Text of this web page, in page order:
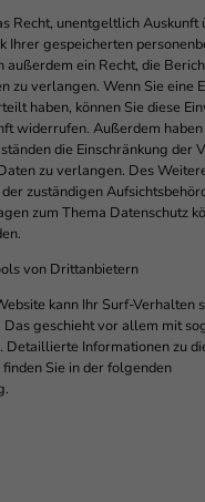
Recht, unentgeltlich Auskunft
Ihrer gespeicherten
außerdem ein Recht, die
zu verlangen. Wenn Sie eine
haben, können Sie diese
widerrufen. Außerdem haben
die Einschränkung der
zu verlangen. Des
zuständigen
zum Thema Datenschutz
von Drittanbietern
kann Ihr Surf-Verhalten
geschieht vor allem mit
Informationen zu
Sie in der folgenden